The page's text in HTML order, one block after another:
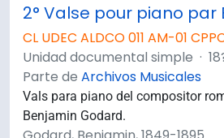
CL UDEC ALDCO 011 AM-01
Unidad documental simple ·
Parte de Archivos Musicales
Vals para piano del compositor
Benjamin Godard.